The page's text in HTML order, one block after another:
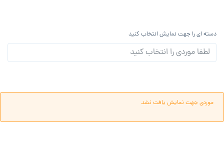
دسته ای را جهت نمایش انتخاب کنید
موردی جهت نمایش یافت نشد